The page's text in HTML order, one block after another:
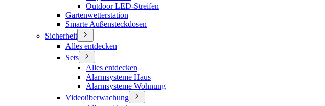
Outdoor LED-Streifen
Gartenwetterstation
Smarte Außensteckdosen
Sicherheit
Alles entdecken
Sets
Alles entdecken
Alarmsysteme Haus
Alarmsysteme Wohnung
Videoüberwachung